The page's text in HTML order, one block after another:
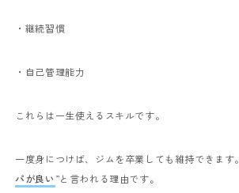
・継続習慣
・自己管理能力
これらは一生使えるスキルです。
一度身につけば、ジムを卒業しても維持できます。
パが良い ”と言われる理由です。